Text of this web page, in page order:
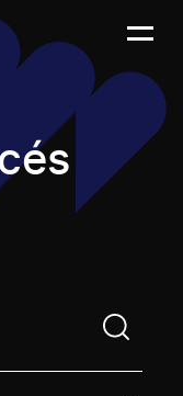
un terme de